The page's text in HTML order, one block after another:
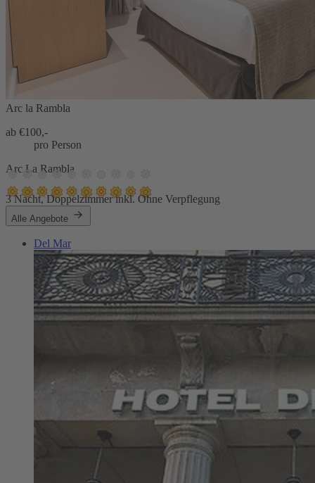
Arc la Rambla
ab €100,-
pro Person
Arc La Rambla
3 Nacht, Doppelzimmer inkl. Ohne Verpflegung
Alle Angebote
Del Mar